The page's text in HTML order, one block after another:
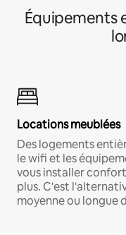
Équipements
Locations meublées
Des logements
le wifi et les
vous installer
plus. C'est
moyenne ou longue